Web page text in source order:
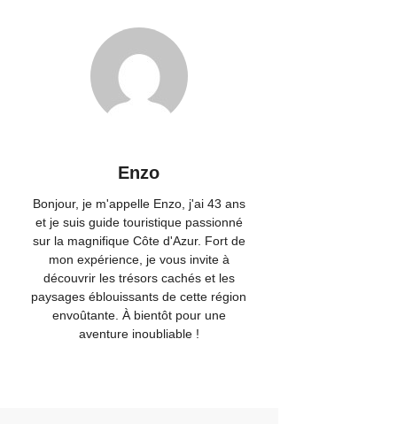
Enzo
Bonjour, je m'appelle Enzo, j'ai 43 ans
et je suis guide touristique passionné
sur la magnifique Côte d'Azur. Fort de
mon expérience, je vous invite à
découvrir les trésors cachés et les
paysages éblouissants de cette région
envoûtante. À bientôt pour une
aventure inoubliable !